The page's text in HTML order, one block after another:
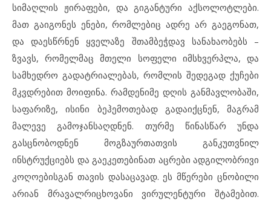
სიმაღლის ჟირაფები, და გიგანტური აქსოლოტლები.
მათ გაიგონეს ენები, რომლებიც ადრე არ გაეგონათ,
და დაესწრნენ ყველაზე შთამბეჭდავ სანახაობებს –
ზვავს, რომელმაც მთელი სოფელი იმსხვერპლა, და
სამხედრო გადატრიალებას, რომლის შედეგად ქუჩები
მკვდრებით მოიფინა. რამდენიმე დღის განმავლობაში,
საფარიზე, ისინი ბეჰემოთებად გადაიქცნენ, მაგრამ
მალევე გამოჯანსაღდნენ. თურმე წინასწარ უნდა
გასცნობოდნენ მოგზაურთათვის განკუთვნილ
ინსტრუქციებს და გაეკეთებინათ აცრები ადგილობრივი
კოღოებისგან თავის დასაცავად. ეს მწერები ცნობილი
არიან მრავალრიცხოვანი ვირულენტური შტამებით.